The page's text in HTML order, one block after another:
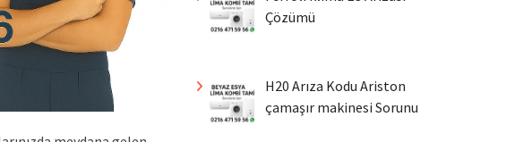
Çözümü
H20 Arıza Kodu Ariston
çamaşır makinesi Sorunu